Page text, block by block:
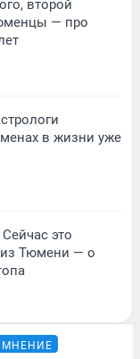
второй
— про
в жизни уже
это
из Тюмени — о
МНЕНИЕ